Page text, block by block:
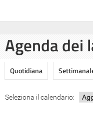
Agenda dei
Quotidiana
Seleziona il calendario: